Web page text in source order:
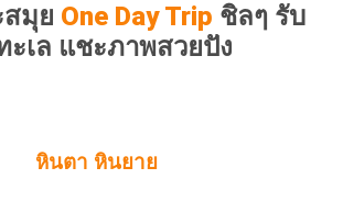
สมุย One Day Trip ชิลๆ รับ
ะเล แชะภาพสวยปัง
หินตา หินยาย